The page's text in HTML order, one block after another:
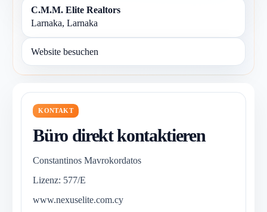
C.M.M. Elite Realtors
Larnaka, Larnaka
Website besuchen
KONTAKT
Büro direkt kontaktieren
Constantinos Mavrokordatos
Lizenz: 577/E
www.nexuselite.com.cy